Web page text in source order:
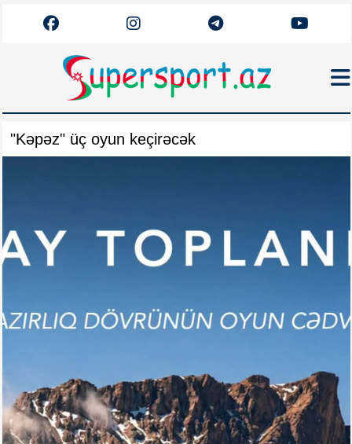
Əlaqə
Azərbaycan
Premyer Liqa
Canlı
Yazarlar
Tribuna
"Kəpəz" üç oyun keçirəcək